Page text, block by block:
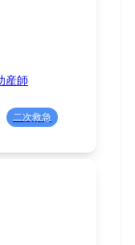
産師
二次救急